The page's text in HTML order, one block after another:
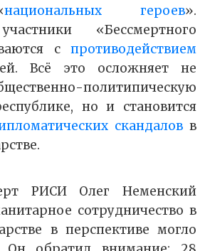
национальных героев».
«Бессмертного
с противодействием
Всё это осложняет не
политипическую
но и становится
скандаловв
РИСИ Олег Неменский
сотрудничество в
в перспективе могло